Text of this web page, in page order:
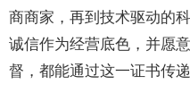
商商家，再到技术驱动的
诚信作为经营底色，并愿
督，都能通过这一证书传递